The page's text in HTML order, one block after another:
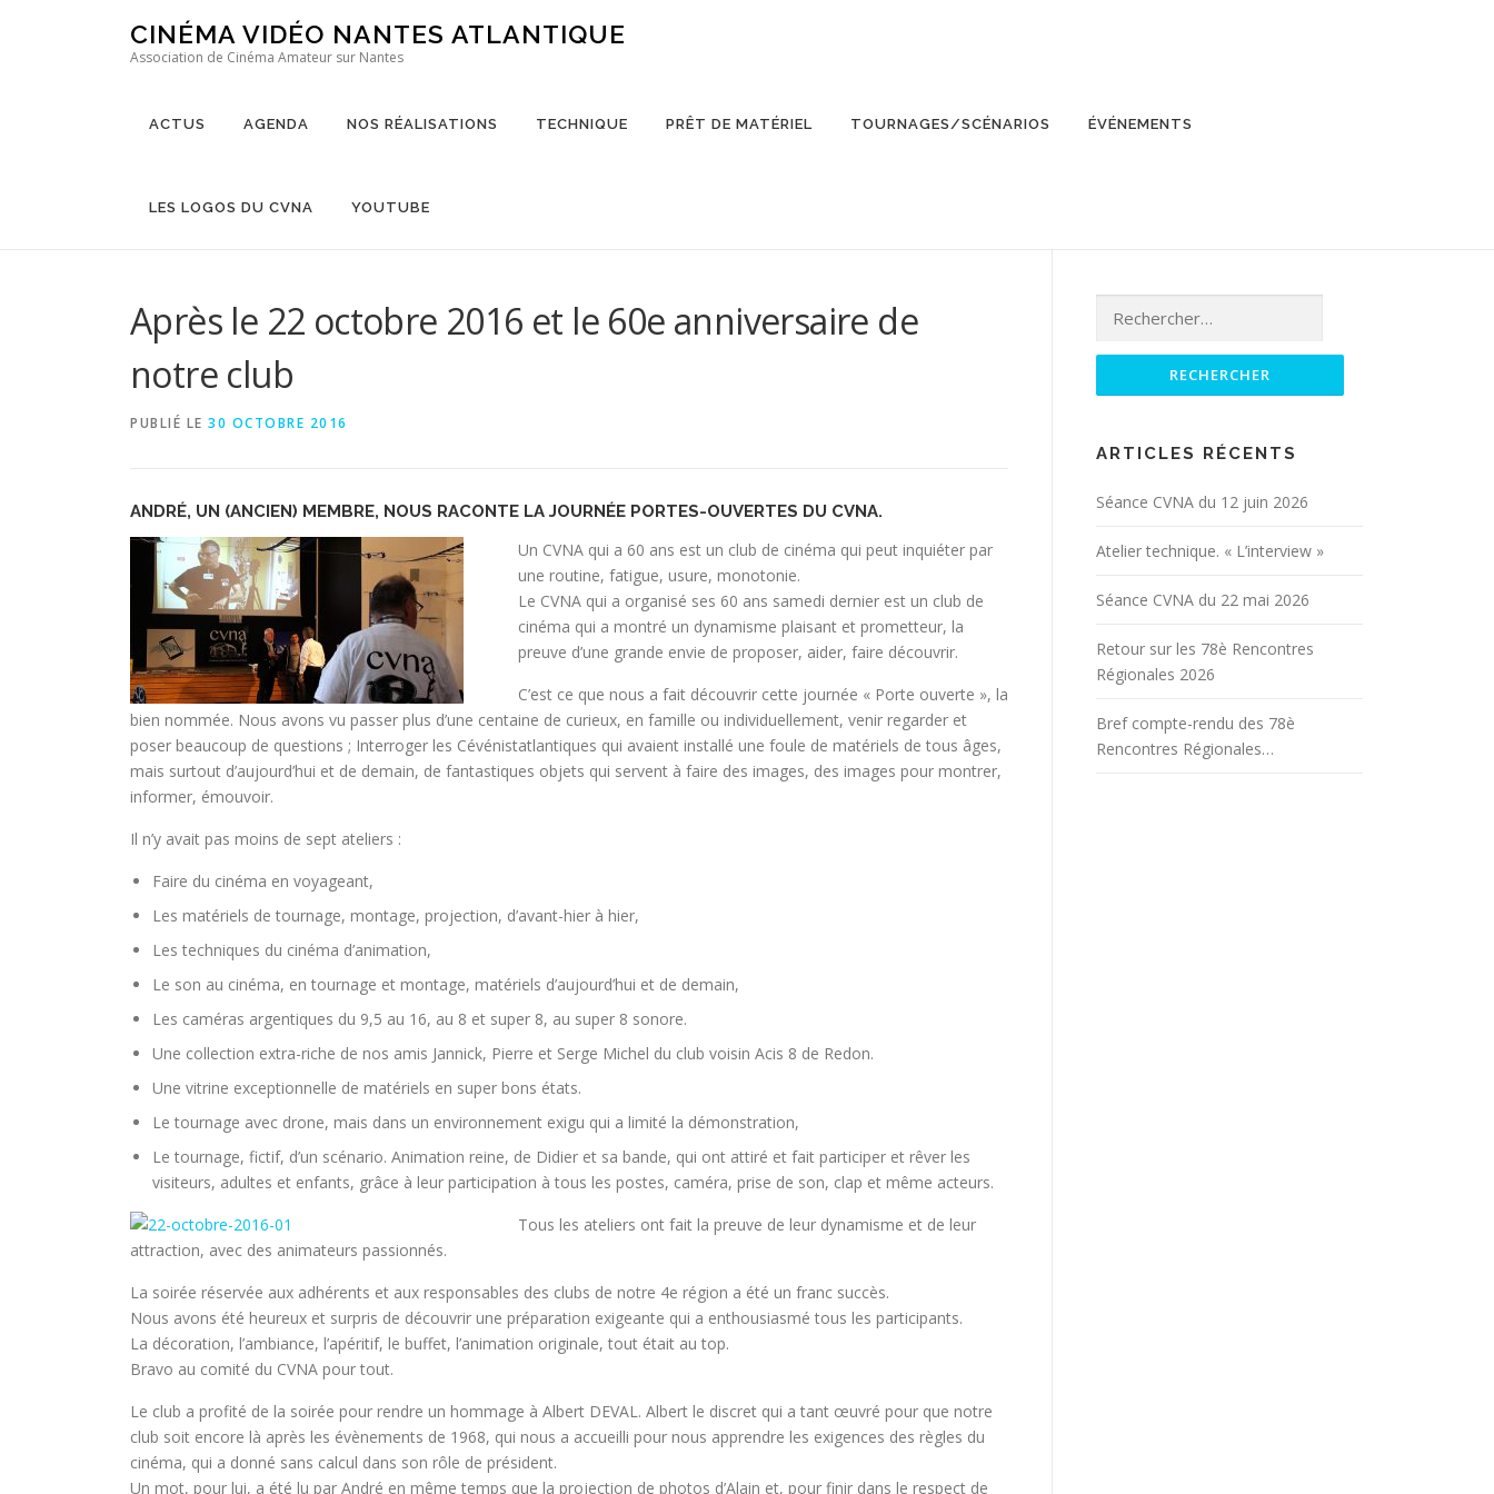
CINÉMA VIDÉO NANTES ATLANTIQUE
Association de Cinéma Amateur sur Nantes
ACTUS AGENDA NOS RÉALISATIONS TECHNIQUE PRÊT DE MATÉRIEL TOURNAGES/SCÉNARIOS ÉVÉNEMENTS
LES LOGOS DU CVNA YOUTUBE
Après le 22 octobre 2016 et le 60e anniversaire de
notre club
PUBLIÉ LE 30 OCTOBRE 2016
ANDRÉ, UN (ANCIEN) MEMBRE, NOUS RACONTE LA JOURNÉE PORTES-OUVERTES DU CVNA.
Un CVNA qui a 60 ans est un club de cinéma qui peut inquiéter par
une routine, fatigue, usure, monotonie.
Le CVNA qui a organisé ses 60 ans samedi dernier est un club de
cinéma qui a montré un dynamisme plaisant et prometteur, la
preuve d’une grande envie de proposer, aider, faire découvrir.
C’est ce que nous a fait découvrir cette journée « Porte ouverte », la
bien nommée. Nous avons vu passer plus d’une centaine de curieux, en famille ou individuellement, venir regarder et
poser beaucoup de questions ; Interroger les Cévénistatlantiques qui avaient installé une foule de matériels de tous âges,
mais surtout d’aujourd’hui et de demain, de fantastiques objets qui servent à faire des images, des images pour montrer,
informer, émouvoir.
Il n’y avait pas moins de sept ateliers :
Faire du cinéma en voyageant,
Les matériels de tournage, montage, projection, d’avant-hier à hier,
Les techniques du cinéma d’animation,
Le son au cinéma, en tournage et montage, matériels d’aujourd’hui et de demain,
Les caméras argentiques du 9,5 au 16, au 8 et super 8, au super 8 sonore.
Une collection extra-riche de nos amis Jannick, Pierre et Serge Michel du club voisin Acis 8 de Redon.
Une vitrine exceptionnelle de matériels en super bons états.
Le tournage avec drone, mais dans un environnement exigu qui a limité la démonstration,
Le tournage, fictif, d’un scénario. Animation reine, de Didier et sa bande, qui ont attiré et fait participer et rêver les
visiteurs, adultes et enfants, grâce à leur participation à tous les postes, caméra, prise de son, clap et même acteurs.
Tous les ateliers ont fait la preuve de leur dynamisme et de leur
attraction, avec des animateurs passionnés.
La soirée réservée aux adhérents et aux responsables des clubs de notre 4e région a été un franc succès.
Nous avons été heureux et surpris de découvrir une préparation exigeante qui a enthousiasmé tous les participants.
La décoration, l’ambiance, l’apéritif, le buffet, l’animation originale, tout était au top.
Bravo au comité du CVNA pour tout.
Le club a profité de la soirée pour rendre un hommage à Albert DEVAL. Albert le discret qui a tant œuvré pour que notre
club soit encore là après les évènements de 1968, qui nous a accueilli pour nous apprendre les exigences des règles du
cinéma, qui a donné sans calcul dans son rôle de président.
Un mot, pour lui, a été lu par André en même temps que la projection de photos d’Alain et, pour finir dans le respect de
Rechercher :
ARTICLES RÉCENTS
Séance CVNA du 12 juin 2026
Atelier technique. « L’interview »
Séance CVNA du 22 mai 2026
Retour sur les 78è Rencontres
Régionales 2026
Bref compte-rendu des 78è
Rencontres Régionales…